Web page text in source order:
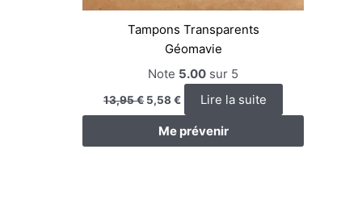
Tampons Transparents
Géomavie
Note 5.00 sur 5
13,95€ 5,58€ Lire la suite
Me prévenir